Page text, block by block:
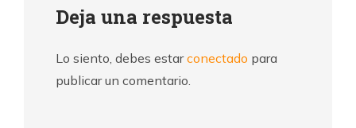
Deja una respuesta
Lo siento, debes estarconectado para
publicar un comentario.